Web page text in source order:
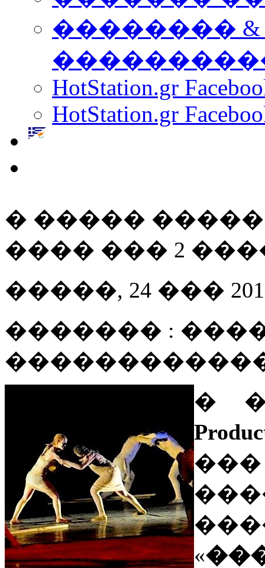
��������
HotStation.gr
HotStation.gr
� �����
���� ��� 2
�����, 24 ��� 2013
������� :
�
���
«